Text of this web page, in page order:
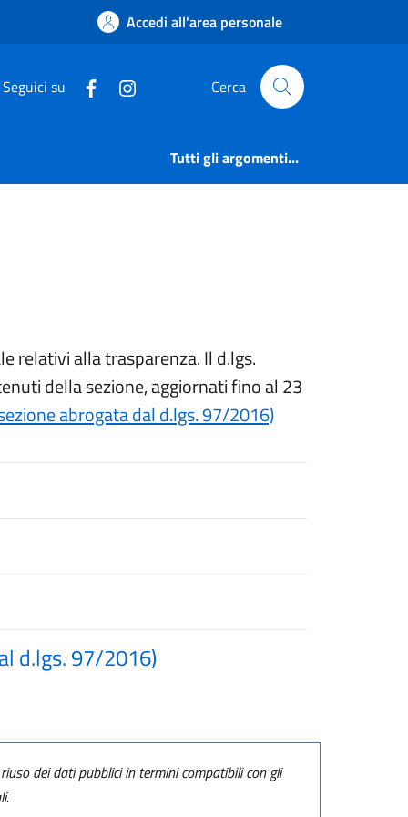
Comune di Edolo
Accedi all'area personale
Seguici su Cerca
Tutti gli argomenti...
relativi alla trasparenza. Il d.lgs.
della sezione, aggiornati fino al 23
abrogata dal d.lgs. 97/2016)
d.lgs. 97/2016)
dei dati pubblici in termini compatibili con gli